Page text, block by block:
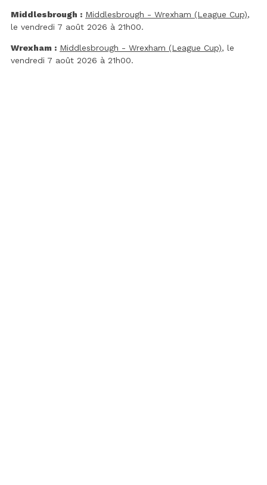
Middlesbrough : Middlesbrough - Wrexham (League Cup),
le vendredi 7 août 2026 à 21h00.
Wrexham : Middlesbrough - Wrexham (League Cup), le
vendredi 7 août 2026 à 21h00.